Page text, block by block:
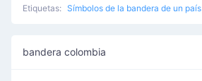
Etiquetas: Símbolos de la bandera de un país
bandera colombia